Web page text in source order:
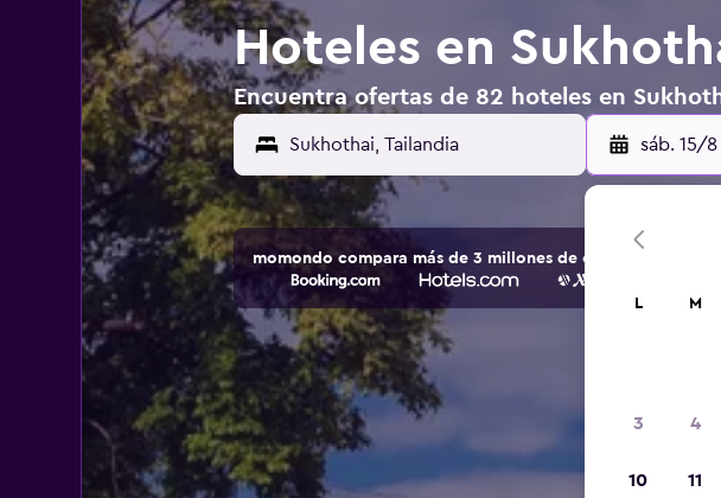
Hoteles en
Encuentra ofertas de 82 hoteles en
sáb. 15/8
momondo compara más de 3 millones de opciones de
L M
3 4
10 11